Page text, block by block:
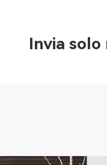
Invia